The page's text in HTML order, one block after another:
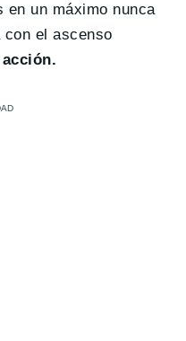
en un máximo nunca
el ascenso